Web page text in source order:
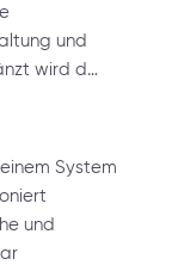
und
wird d…
System
und